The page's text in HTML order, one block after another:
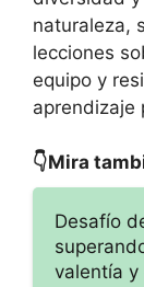
naturaleza,
lecciones
equipo y
aprendizaje
👇Mira
Desafío
valentía y